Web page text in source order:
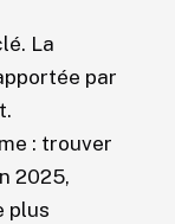
La
par
: trouver
2025,
plus